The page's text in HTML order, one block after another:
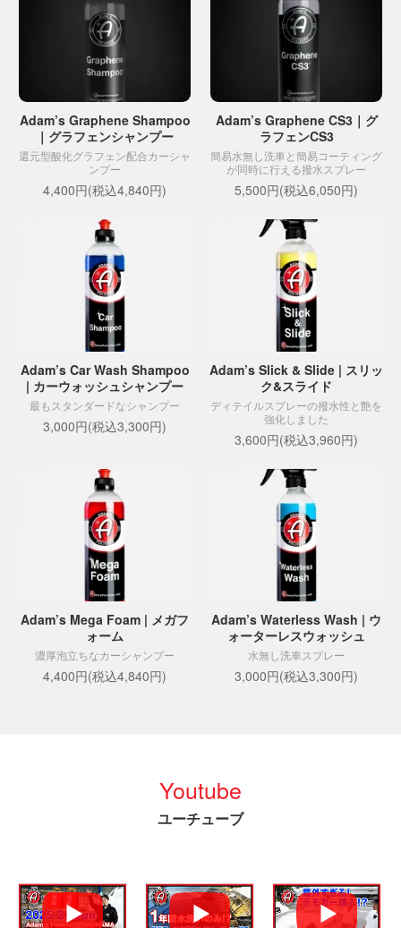
Adam’s Graphene Shampoo
｜グラフェンシャンプー
還元型酸化グラフェン配合カーシャ
ンプー
4,400円(税込4,840円)
Adam’s Graphene CS3｜グ
ラフェンCS3
簡易水無し洗車と簡易コーティング
が同時に行える撥水スプレー
5,500円(税込6,050円)
Adam’s Car Wash Shampoo
| カーウォッシュシャンプー
最もスタンダードなシャンプー
3,000円(税込3,300円)
Adam’s Slick & Slide | スリッ
ク&スライド
ディテイルスプレーの撥水性と艶を
強化しました
3,600円(税込3,960円)
Adam’s Mega Foam | メガフ
ォーム
濃厚泡立ちなカーシャンプー
4,400円(税込4,840円)
Adam’s Waterless Wash | ウ
ォーターレスウォッシュ
水無し洗車スプレー
3,000円(税込3,300円)
Youtube
ユーチューブ